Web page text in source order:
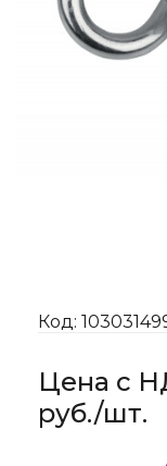
Код:
Цена с
руб./шт.